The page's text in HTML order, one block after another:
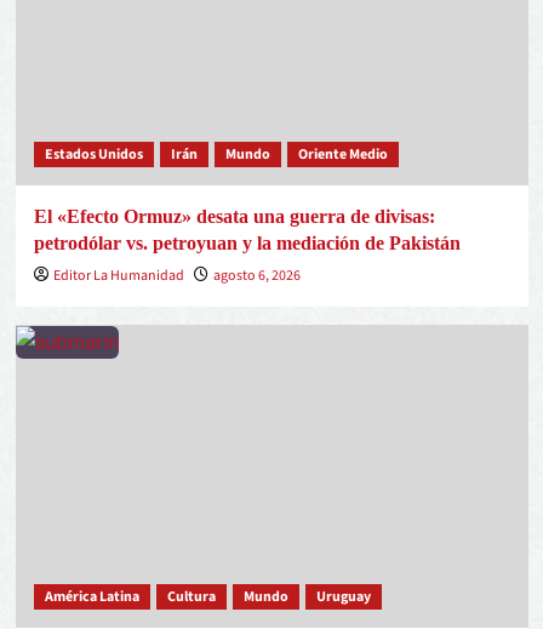
Estados Unidos Irán Mundo Oriente Medio
El «Efecto Ormuz» desata una guerra de divisas:
petrodólar vs. petroyuan y la mediación de Pakistán
Editor La Humanidad
agosto 6, 2026
América Latina Cultura Mundo Uruguay